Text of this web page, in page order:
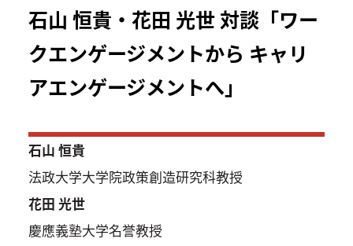
石山 恒貴・花田 光世 対談「ワー
クエンゲージメントから キャリ
アエンゲージメントへ」
石山 恒貴
法政大学大学院政策創造研究科教授
花田 光世
慶應義塾大学名誉教授